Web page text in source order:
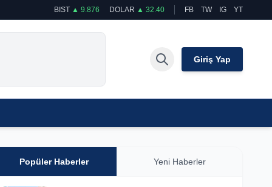
BIST ▲ 9.876 DOLAR ▲ 32.40 FB TW IG YT
Giriş Yap
Popüler Haberler Yeni Haberler